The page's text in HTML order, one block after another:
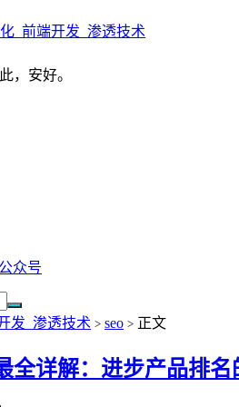
化_前端开发_渗透技术
，安好。
众号
发_渗透技术 > seo > 正文
全详解：进步产品排名